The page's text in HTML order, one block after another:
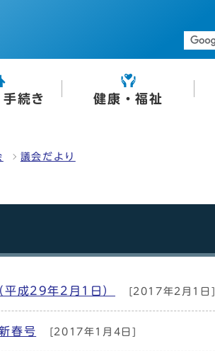
続き 健康・福祉
議会だより
成29年2月1日） [2017年2月1日]
春号 [2017年1月4日]